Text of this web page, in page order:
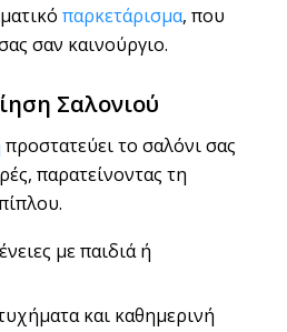
παρκετάρισμα, που
σαν καινούργιο.
Σαλονιού
προστατεύει το σαλόνι σας
παρατείνοντας τη
με παιδιά ή
και καθημερινή